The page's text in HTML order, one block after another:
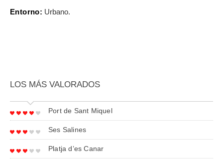
Entorno: Urbano.
LOS MÁS VALORADOS
Port de Sant Miquel
Ses Salines
Platja d’es Canar